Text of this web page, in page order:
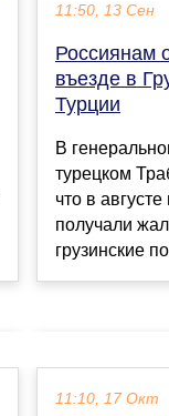
11:50, 13 Сен
Россиянам
въезде в
Турции
В
турецком
что в
получали
грузинские
11:10, 17 Окт